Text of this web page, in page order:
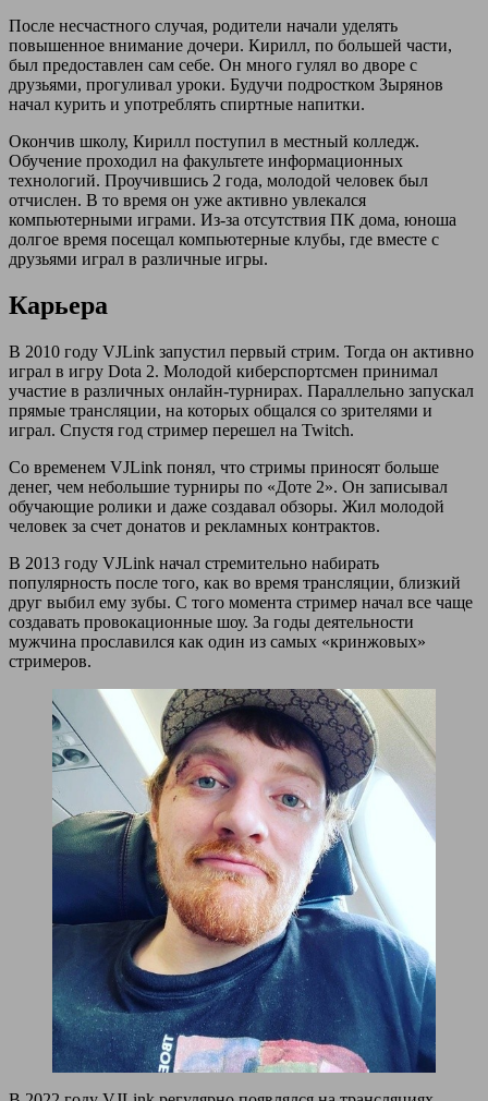
После несчастного случая, родители начали уделять
повышенное внимание дочери. Кирилл, по большей части,
был предоставлен сам себе. Он много гулял во дворе с
друзьями, прогуливал уроки. Будучи подростком Зырянов
начал курить и употреблять спиртные напитки.
Окончив школу, Кирилл поступил в местный колледж.
Обучение проходил на факультете информационных
технологий. Проучившись 2 года, молодой человек был
отчислен. В то время он уже активно увлекался
компьютерными играми. Из-за отсутствия ПК дома, юноша
долгое время посещал компьютерные клубы, где вместе с
друзьями играл в различные игры.
Карьера
В 2010 году VJLink запустил первый стрим. Тогда он активно
играл в игру Dota 2. Молодой киберспортсмен принимал
участие в различных онлайн-турнирах. Параллельно запускал
прямые трансляции, на которых общался со зрителями и
играл. Спустя год стример перешел на Twitch.
Со временем VJLink понял, что стримы приносят больше
денег, чем небольшие турниры по «Доте 2». Он записывал
обучающие ролики и даже создавал обзоры. Жил молодой
человек за счет донатов и рекламных контрактов.
В 2013 году VJLink начал стремительно набирать
популярность после того, как во время трансляции, близкий
друг выбил ему зубы. С того момента стример начал все чаще
создавать провокационные шоу. За годы деятельности
мужчина прославился как один из самых «кринжовых»
стримеров.